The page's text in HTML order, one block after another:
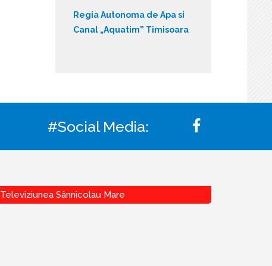
Regia Autonoma de Apa si
Canal „Aquatim” Timisoara
#Social Media:
Televiziunea Sânnicolau Mare